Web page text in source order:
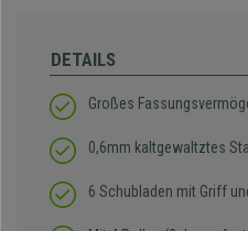
DETAILS
Großes
0,6mm kaltgewaltztes
6 Schubladen mit Griff